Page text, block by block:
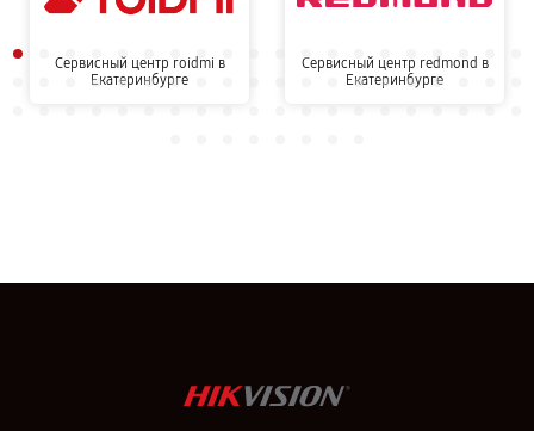
Сервисный центр roidmi в
Екатеринбурге
Сервисный центр redmond в
Екатеринбурге